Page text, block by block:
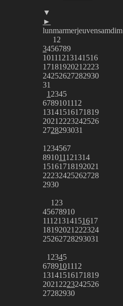
▼
►
lunmarmerjeuvensamdim
1 2
3456789
10111213141516
1718192021 2223
24252627282930
31
1 2345
6789101112
13141516171819
2021 2223242526
2728293031
1 234567
891011121314
15161718192021
22232425262728
2930
1 23
45678910
11121314151617
18192021 222324
25262728293031
1 2345
6789101112
13141516171819
2021 2223242526
27282930